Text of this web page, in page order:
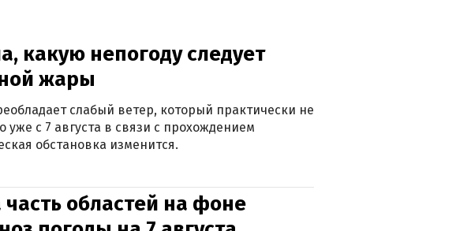
какую непогоду следует
жары
слабый ветер, который практически не
с 7 августа в связи с прохождением
обстановка изменится.
областей на фоне